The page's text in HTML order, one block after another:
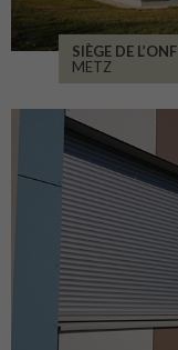
SIÈGE DE L’ONF
METZ